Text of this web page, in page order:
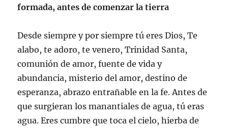
formada, antes de comenzar la tierra
Desde siempre y por siempre tú eres Dios, Te
alabo, te adoro, te venero, Trinidad Santa,
comunión de amor, fuente de vida y
abundancia, misterio del amor, destino de
esperanza, abrazo entrañable en la fe. Antes de
que surgieran los manantiales de agua, tú eras
agua. Eres cumbre que toca el cielo, hierba de